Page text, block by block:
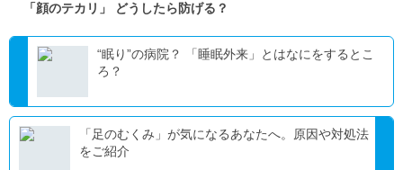
「顔のテカリ」 どうしたら防げる？
“眠り”の病院？ 「睡眠外来」とはなにをするとこ
ろ？
「足のむくみ」が気になるあなたへ。原因や対処法
をご紹介